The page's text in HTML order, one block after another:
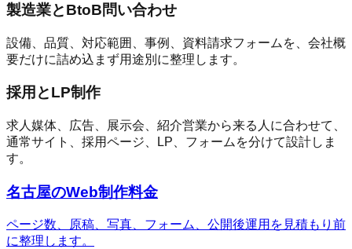
製造業とBtoB問い合わせ
設備、品質、対応範囲、事例、資料請求フォームを、会社概
要だけに詰め込まず用途別に整理します。
採用とLP制作
求人媒体、広告、展示会、紹介営業から来る人に合わせて、
通常サイト、採用ページ、LP、フォームを分けて設計しま
す。
名古屋のWeb制作料金
ページ数、原稿、写真、フォーム、公開後運用を見積もり前
に整理します。